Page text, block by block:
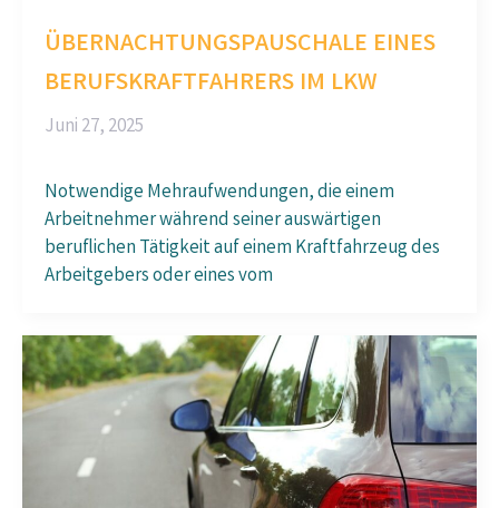
ÜBERNACHTUNGSPAUSCHALE EINES
BERUFSKRAFTFAHRERS IM LKW
Juni 27, 2025
Notwendige Mehraufwendungen, die einem
Arbeitnehmer während seiner auswärtigen
beruflichen Tätigkeit auf einem Kraftfahrzeug des
Arbeitgebers oder eines vom